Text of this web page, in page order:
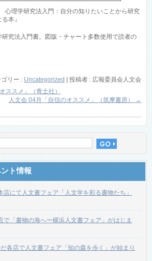
心理学研究法入門：自分の知りたいことから研究
本』
究法入門書。図版・チャート多数使用で読者の
ゴリー : Uncategorized
投稿者 : 広報委員会人文会
ススメ」（青土社）
人文会 04月「自信のオススメ」（筑摩書房）
→
ト情報
店にて人文書フェア「人文学を彩る書物たち」
で「書物の海へー横浜人文書フェア」がはじま
各店で人文書フェア「知の森を歩く」が始まり